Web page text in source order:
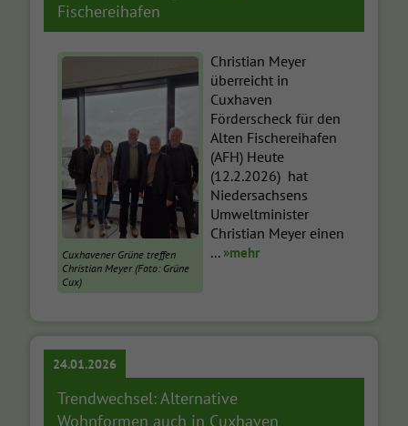
Fischereihafen
Cuxhavener Grüne treffen
Christian Meyer (Foto: Grüne
Cux)
Christian Meyer
überreicht in
Cuxhaven
Förderscheck für den
Alten Fischereihafen
(AFH) Heute
(12.2.2026) hat
Niedersachsens
Umweltminister
Christian Meyer einen
... »mehr
24.01.2026
Trendwechsel: Alternative
Wohnformen auch in Cuxhaven